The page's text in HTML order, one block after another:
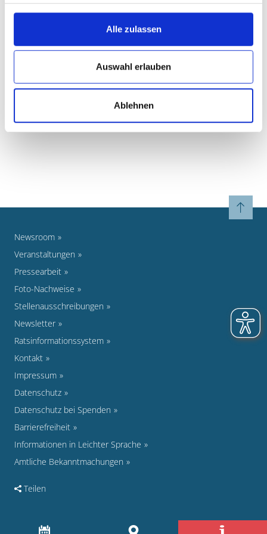
Alle zulassen
Auswahl erlauben
Ablehnen
Anmeldung Musikalische Früherziehung
Benutzung und Entgeltordnung
WEITERFÜHRENDE LINKS
Jugend musiziert
Newsroom
Veranstaltungen
Pressearbeit
Foto-Nachweise
Stellenausschreibungen
Newsletter
Ratsinformationssystem
Kontakt
Impressum
Datenschutz
Datenschutz bei Spenden
Barrierefreiheit
Informationen in Leichter Sprache
Amtliche Bekanntmachungen
Teilen